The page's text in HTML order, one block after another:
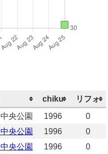
chiku リフォ
央公園 1996
0
央公園 1996
0
央公園 1996
0